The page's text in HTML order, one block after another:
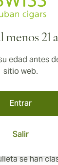
menos 21
edad antes
sitio web.
Entrar
Salir
amantes de
es una de
línea de
aprender por
usted.
y Julieta
se han